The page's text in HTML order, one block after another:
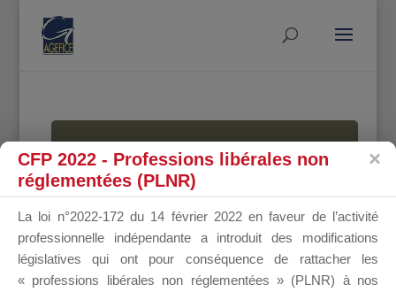
MALLETTE
DU
CFP 2022 - Professions libérales non
réglementées (PLNR)
La loi n°2022-172 du 14 février 2022 en faveur de l’activité
professionnelle indépendante a introduit des modifications
législatives qui ont pour conséquence de rattacher les
« professions libérales non réglementées » (PLNR) à nos